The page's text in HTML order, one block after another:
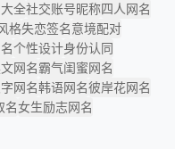
全社交账号昵称四人网名
格失恋签名意境配对
个性设计身份认同
网名霸气闺蜜网名
网名韩语网名彼岸花网名
名女生励志网名